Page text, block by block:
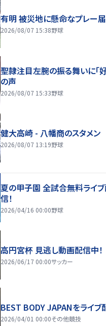
有明 被災地に懸命なプレー
2026/08/07 15:38野球
聖隷注目左腕の振る舞いに「
の声
2026/08/07 15:33野球
健大高崎 - 八幡商のスタメン
2026/08/07 13:19野球
夏の甲子園 全試合無料ライ
信！
2026/04/16 00:00野球
高円宮杯 見逃し動画配信中！
2026/06/17 00:00サッカー
BEST BODY JAPANをライブ
2026/04/01 00:00その他競技